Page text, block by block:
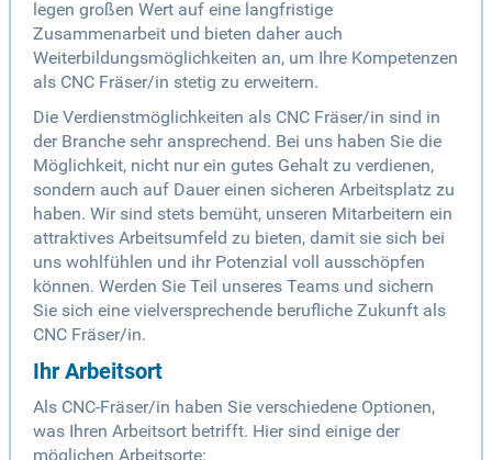
legen großen Wert auf eine langfristige
Zusammenarbeit und bieten daher auch
Weiterbildungsmöglichkeiten an, um Ihre Kompetenzen
als CNC Fräser/in stetig zu erweitern.
Die Verdienstmöglichkeiten als CNC Fräser/in sind in
der Branche sehr ansprechend. Bei uns haben Sie die
Möglichkeit, nicht nur ein gutes Gehalt zu verdienen,
sondern auch auf Dauer einen sicheren Arbeitsplatz zu
haben. Wir sind stets bemüht, unseren Mitarbeitern ein
attraktives Arbeitsumfeld zu bieten, damit sie sich bei
uns wohlfühlen und ihr Potenzial voll ausschöpfen
können. Werden Sie Teil unseres Teams und sichern
Sie sich eine vielversprechende berufliche Zukunft als
CNC Fräser/in.
Ihr Arbeitsort
Als CNC-Fräser/in haben Sie verschiedene Optionen,
was Ihren Arbeitsort betrifft. Hier sind einige der
möglichen Arbeitsorte: